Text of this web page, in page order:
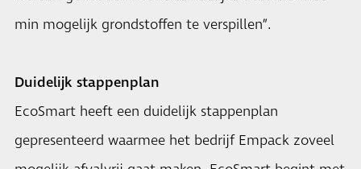
min mogelijk grondstoffen te verspillen”.
Duidelijk stappenplan
EcoSmart heeft een duidelijk stappenplan
gepresenteerd waarmee het bedrijf Empack zoveel